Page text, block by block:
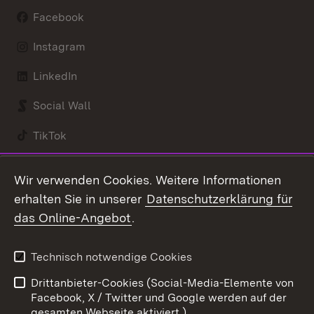
Facebook
Instagram
LinkedIn
Social Wall
TikTok
Kontakt
Barrierefreiheit
Impressum
Cookies
Wir verwenden Cookies. Weitere Informationen
erhalten Sie in unserer Datenschutzerklärung für
das Online-Angebot.
Technisch notwendige Cookies
Drittanbieter-Cookies (Social-Media-Elemente von
Facebook, X / Twitter und Google werden auf der